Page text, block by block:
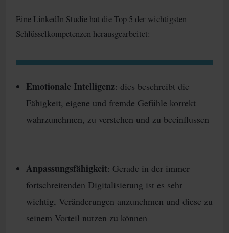
Eine LinkedIn Studie hat die Top 5 der wichtigsten
Schlüsselkompetenzen herausgearbeitet:
Emotionale Intelligenz: dies beschreibt die
Fähigkeit, eigene und fremde Gefühle korrekt
wahrzunehmen, zu verstehen und zu beeinflussen
Anpassungsfähigkeit: Gerade in der immer
fortschreitenden Digitalisierung ist es sehr
wichtig, Veränderungen anzunehmen und diese zu
seinem Vorteil nutzen zu können